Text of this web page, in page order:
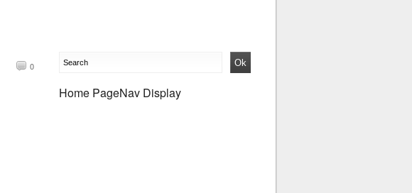
0
Home PageNav Display